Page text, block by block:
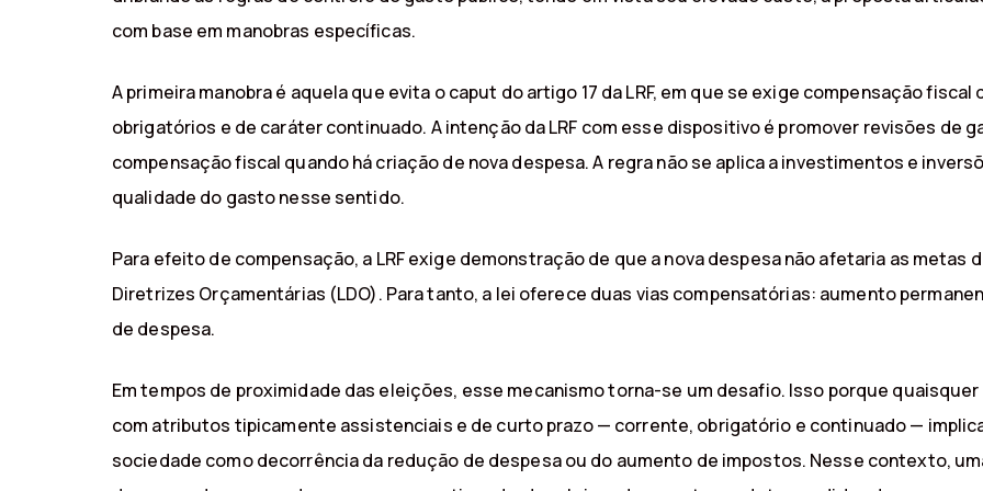
com base em manobras específicas.
A primeira manobra é aquela que evita o caput do artigo 17 da LRF, em que se exige compensação
obrigatórios e de caráter continuado. A intenção da LRF com esse dispositivo é promover revisões de
compensação fiscal quando há criação de nova despesa. A regra não se aplica a investimentos e
qualidade do gasto nesse sentido.
Para efeito de compensação, a LRF exige demonstração de que a nova despesa não afetaria as
Diretrizes Orçamentárias (LDO). Para tanto, a lei oferece duas vias compensatórias: aumento
de despesa.
Em tempos de proximidade das eleições, esse mecanismo torna-se um desafio. Isso porque
com atributos tipicamente assistenciais e de curto prazo — corrente, obrigatório e continuado —
sociedade como decorrência da redução de despesa ou do aumento de impostos. Nesse contexto,